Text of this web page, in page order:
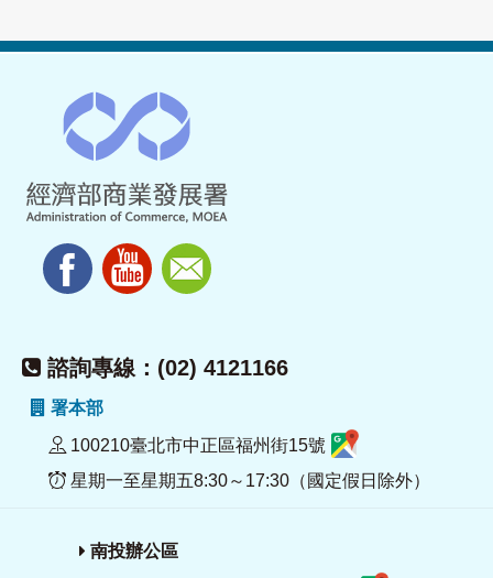
諮詢專線：(02) 4121166
署本部
100210臺北市中正區福州街15號
星期一至星期五8:30～17:30（國定假日除外）
南投辦公區